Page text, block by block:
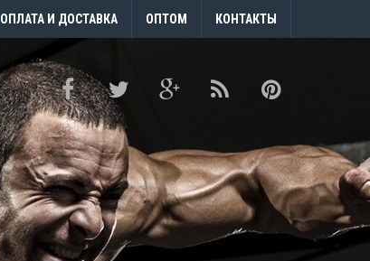
ОПЛАТА И ДОСТАВКА ОПТОМ КОНТАКТЫ